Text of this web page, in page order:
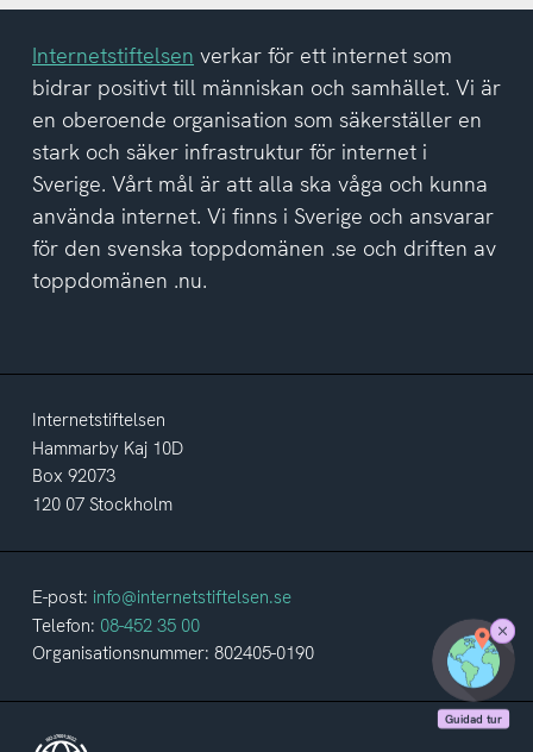
Stäng
Guidad
tur
Internetstiftelsen verkar för ett internet som
bidrar positivt till människan och samhället. Vi är
en oberoende organisation som säkerställer en
stark och säker infrastruktur för internet i
Sverige. Vårt mål är att alla ska våga och kunna
använda internet. Vi finns i Sverige och ansvarar
för den svenska toppdomänen .se och driften av
toppdomänen .nu.
Internetstiftelsen
Hammarby Kaj 10D
Box 92073
120 07 Stockholm
E-post: info@internetstiftelsen.se
Telefon: 08-452 35 00
Organisationsnummer: 802405-0190